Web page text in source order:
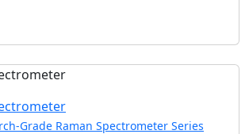
Grade Raman Spectrometer Series